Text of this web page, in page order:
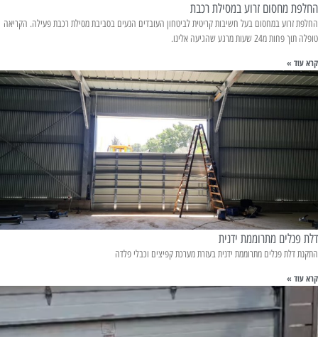
החלפת מחסום זרוע במסילת רכבת
החלפת זרוע במחסום בעל חשיבות קריטית לביטחון העובדים הנעים בסביבת מסילת רכבת פעילה. הקריאה
טופלה תוך פחות מ24 שעות מרגע שהגיעה אלינו.
קרא עוד »
דלת פנלים מתרוממת ידנית
התקנת דלת פנלים מתרוממת ידנית בעזרת מערכת קפיצים וכבלי פלדה
קרא עוד »